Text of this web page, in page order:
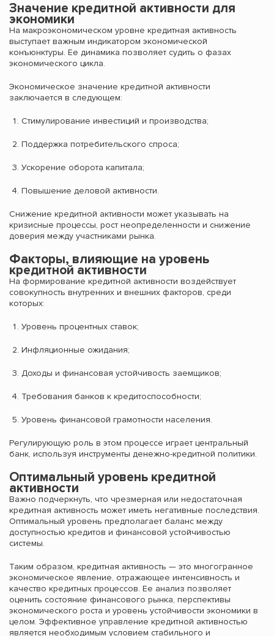
Значение кредитной активности для
экономики
На макроэкономическом уровне кредитная активность
выступает важным индикатором экономической
конъюнктуры. Ее динамика позволяет судить о фазах
экономического цикла.
Экономическое значение кредитной активности
заключается в следующем:
Стимулирование инвестиций и производства;
Поддержка потребительского спроса;
Ускорение оборота капитала;
Повышение деловой активности.
Снижение кредитной активности может указывать на
кризисные процессы, рост неопределенности и снижение
доверия между участниками рынка.
Факторы, влияющие на уровень
кредитной активности
На формирование кредитной активности воздействует
совокупность внутренних и внешних факторов, среди
которых:
Уровень процентных ставок;
Инфляционные ожидания;
Доходы и финансовая устойчивость заемщиков;
Требования банков к кредитоспособности;
Уровень финансовой грамотности населения.
Регулирующую роль в этом процессе играет центральный
банк, используя инструменты денежно-кредитной политики.
Оптимальный уровень кредитной
активности
Важно подчеркнуть, что чрезмерная или недостаточная
кредитная активность может иметь негативные последствия.
Оптимальный уровень предполагает баланс между
доступностью кредитов и финансовой устойчивостью
системы.
Таким образом, кредитная активность — это многогранное
экономическое явление, отражающее интенсивность и
качество кредитных процессов. Ее анализ позволяет
оценить состояние финансового рынка, перспективы
экономического роста и уровень устойчивости экономики в
целом. Эффективное управление кредитной активностью
является необходимым условием стабильного и